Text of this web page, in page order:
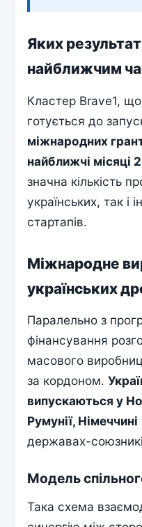
Яких
найближчим
Кластер Brave1, що
готується до
міжнародних
найближчі місяці
значна кількість
українських, так і
стартапів.
Міжнародне
українських
Паралельно з
фінансування
масового
за кордоном.
випускаються у
Румунії, Німеччині
державах-
Модель
Така схема